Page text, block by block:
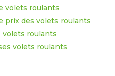
volets roulants
prix des volets roulants
volets roulants
volets roulants